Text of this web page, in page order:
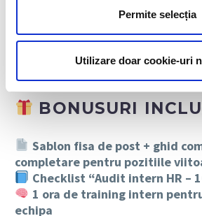
Permite selecția
Utilizare doar cookie-uri
INTERIOARA
BONUSURI
Sablon fisa de post + ghid
completare pentru pozitiile
Checklist “Audit intern HR –
1 ora de training intern
echipa